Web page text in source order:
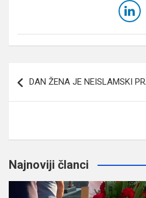
članaka
DAN ŽENA JE NEISLAMSKI
Najnoviji članci